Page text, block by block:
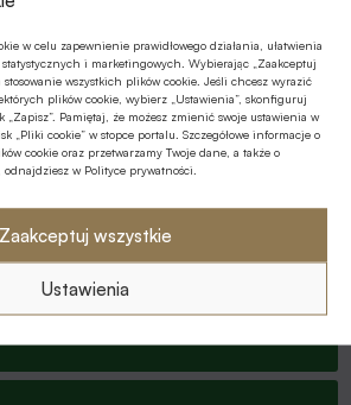
w celu zapewnienie prawidłowego działania, ułatwienia
i marketingowych. Wybierając „Zaakceptuj
stosowanie wszystkich plików cookie. Jeśli chcesz wyrazić
plików cookie, wybierz „Ustawienia”, skonfiguruj
Pamiętaj, że możesz zmienić swoje ustawienia w
„Pliki cookie” w stopce portalu. Szczegółowe informacje o
cookie oraz przetwarzamy Twoje dane, a także o
w Polityce prywatności.
Zaakceptuj wszystkie
Ustawienia
Forum Liderów
2022
I - wystąpienia
Gości - Skutki ostatnich
wydarzeń na kondycję i
banków